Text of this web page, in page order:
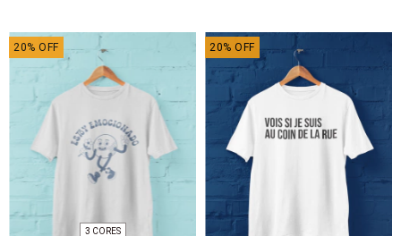
20% OFF
3 CORES
20% OFF